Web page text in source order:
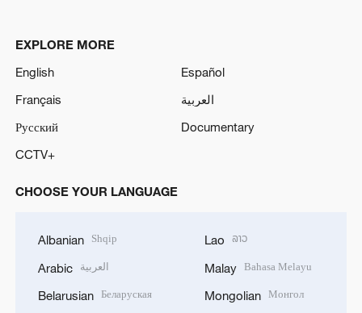
EXPLORE MORE
English
Español
Français
العربية
Русский
Documentary
CCTV+
CHOOSE YOUR LANGUAGE
Albanian Shqip
Arabic العربية
Belarusian Беларуская
Lao ລາວ
Malay Bahasa Melayu
Mongolian Монгол